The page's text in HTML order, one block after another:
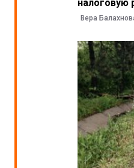
налоговую
Вера